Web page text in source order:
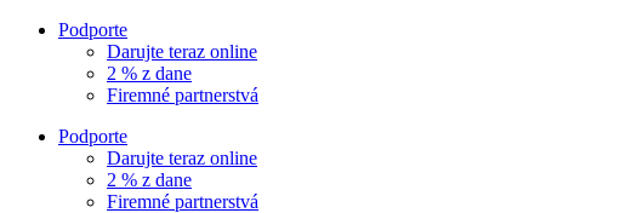
Podporte
Darujte teraz online
2 % z dane
Firemné partnerstvá
Podporte
Darujte teraz online
2 % z dane
Firemné partnerstvá